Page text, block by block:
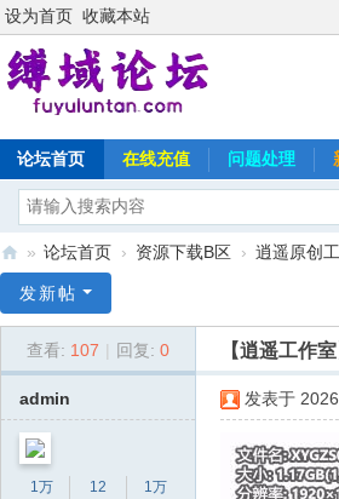
设为首页 收藏本站
论坛首页 在线充值 问题处理
域
» 论坛首页 › 资源下载B区 › 逍遥原创
发新帖
查看: 107 回复: 0 【逍遥工作
admin
1万
12
1万
发表于